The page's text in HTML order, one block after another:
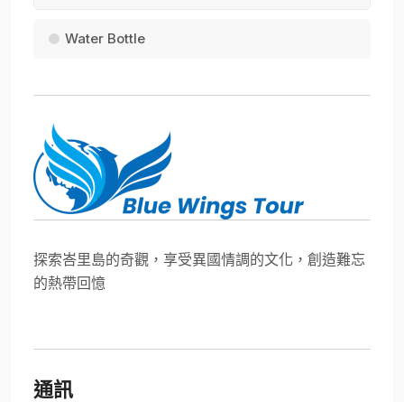
Water Bottle
探索峇里島的奇觀，享受異國情調的文化，創造難忘
的熱帶回憶
通訊